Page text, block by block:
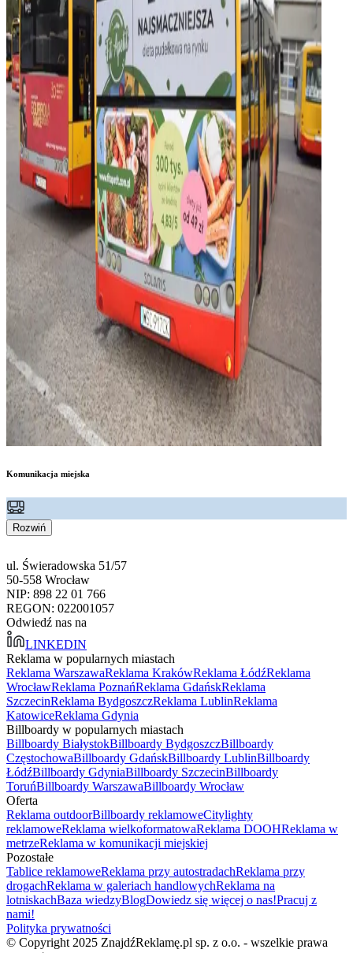
Komunikacja miejska
Rozwiń
ul. Świeradowska 51/57
50-558 Wrocław
NIP: 898 22 01 766
REGON: 022001057
Odwiedź nas na
LINKEDIN
Reklama w popularnych miastach
Reklama WarszawaReklama KrakówReklama ŁódźReklama
WrocławReklama PoznańReklama GdańskReklama
SzczecinReklama BydgoszczReklama LublinReklama
KatowiceReklama Gdynia
Billboardy w popularnych miastach
Billboardy BiałystokBillboardy BydgoszczBillboardy
CzęstochowaBillboardy GdańskBillboardy LublinBillboardy
ŁódźBillboardy GdyniaBillboardy SzczecinBillboardy
ToruńBillboardy WarszawaBillboardy Wrocław
Oferta
Reklama outdoorBillboardy reklamoweCitylighty
reklamoweReklama wielkoformatowaReklama DOOHReklama w
metrzeReklama w komunikacji miejskiej
Pozostałe
Tablice reklamoweReklama przy autostradachReklama przy
drogachReklama w galeriach handlowychReklama na
lotniskachBaza wiedzyBlogDowiedz się więcej o nas!Pracuj z
nami!
Polityka prywatności
© Copyright 2025 ZnajdźReklamę.pl sp. z o.o. - wszelkie prawa